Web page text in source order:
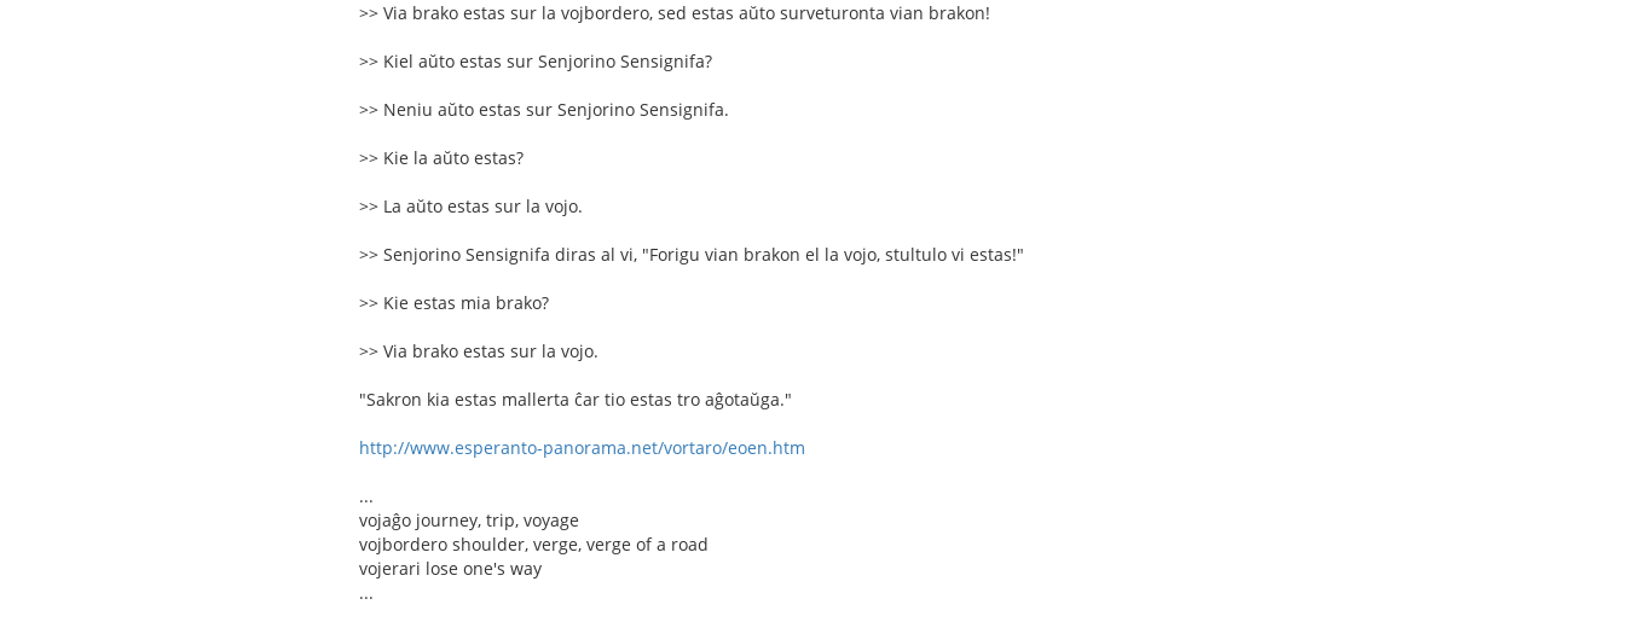
>> Via brako estas sur la vojbordero, sed estas aŭto surveturonta vian brakon!
>> Kiel aŭto estas sur Senjorino Sensignifa?
>> Neniu aŭto estas sur Senjorino Sensignifa.
>> Kie la aŭto estas?
>> La aŭto estas sur la vojo.
>> Senjorino Sensignifa diras al vi, "Forigu vian brakon el la vojo, stultulo vi estas!"
>> Kie estas mia brako?
>> Via brako estas sur la vojo.
"Sakron kia estas mallerta ĉar tio estas tro aĝotaŭga."
http://www.esperanto-panorama.net/vortaro/eoen.htm
...
vojaĝo journey, trip, voyage
vojbordero shoulder, verge, verge of a road
vojerari lose one's way
...